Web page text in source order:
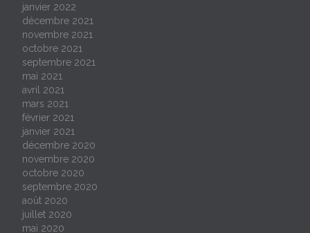
janvier 2022
décembre 2021
novembre 2021
octobre 2021
septembre 2021
mai 2021
avril 2021
mars 2021
février 2021
janvier 2021
décembre 2020
novembre 2020
octobre 2020
septembre 2020
août 2020
juillet 2020
mai 2020